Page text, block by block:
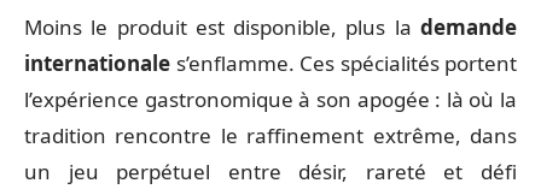
Moins le produit est disponible, plus la demande
internationale s’enflamme. Ces spécialités portent
l’expérience gastronomique à son apogée : là où la
tradition rencontre le raffinement extrême, dans
un jeu perpétuel entre désir, rareté et défi